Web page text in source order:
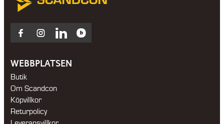
Facebook
Instagram
LinkedInBlocket
WEBBPLATSEN
Butik
Om Scandcon
Köpvillkor
Returpolicy